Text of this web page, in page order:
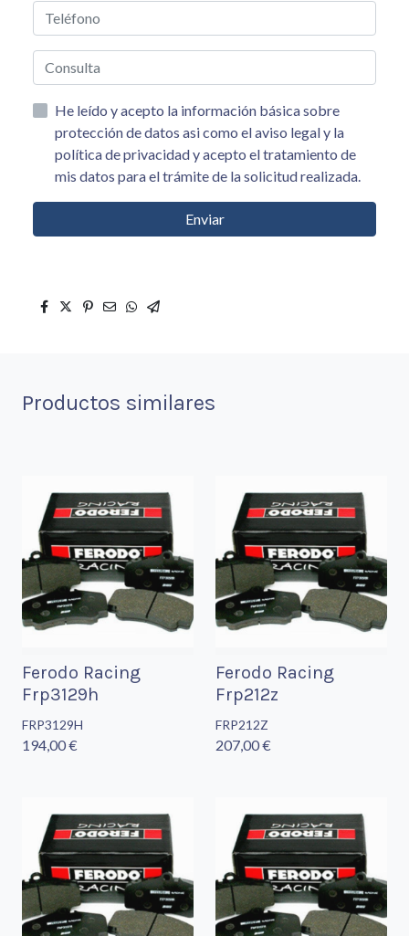
He leído y acepto la información básica sobre
protección de datos asi como el aviso legal y la
política de privacidad y acepto el tratamiento de
mis datos para el trámite de la solicitud realizada.
Enviar
Productos similares
Ferodo Racing
Frp3129h
FRP3129H
194,00 €
Ferodo Racing
Frp212z
FRP212Z
207,00 €